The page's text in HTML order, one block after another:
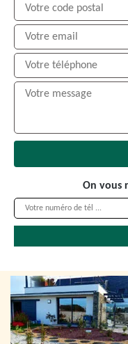
On vous